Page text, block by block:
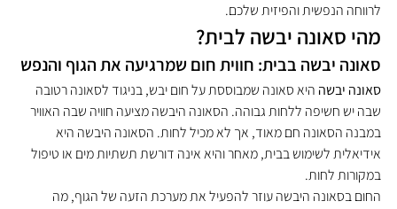
לרווחה הנפשית והפיזית שלכם.
מהי סאונה יבשה לבית?
סאונה יבשה בבית: חווית חום שמרגיעה את הגוף והנפש
סאונה יבשה היא סאונה שמבוססת על חום יבש, בניגוד לסאונה רטובה
שבה יש חשיפה ללחות גבוהה. הסאונה היבשה מציעה חוויה שבה האוויר
במבנה הסאונה חם מאוד, אך לא מכיל לחות. הסאונה היבשה היא
אידיאלית לשימוש בבית, מאחר והיא אינה דורשת תשתיות מים או טיפול
במקורות לחות.
החום בסאונה היבשה עוזר להפעיל את מערכת הזעה של הגוף, מה